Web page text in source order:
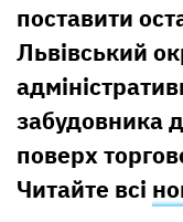
поставити
Львівський
забудовника
поверх
Читайте всі